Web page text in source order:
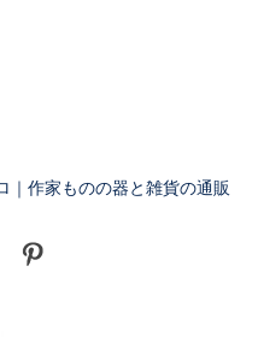
｜作家ものの器と雑貨の通販